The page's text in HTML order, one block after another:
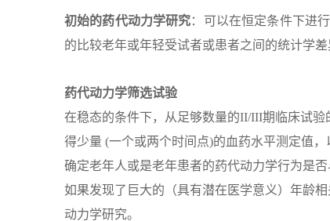
初始的药代动力学研究：可以在恒定条件下进
的比较老年或年轻受试者或患者之间的统计学差
药代动力学筛选试验
在稳态的条件下，从足够数量的II/III期临床试
得少量 (一个或两个时间点)的血药水平测定值
确定老年人或是老年患者的药代动力学行为是
如果发现了巨大的（具有潜在医学意义）年龄
动力学研究。